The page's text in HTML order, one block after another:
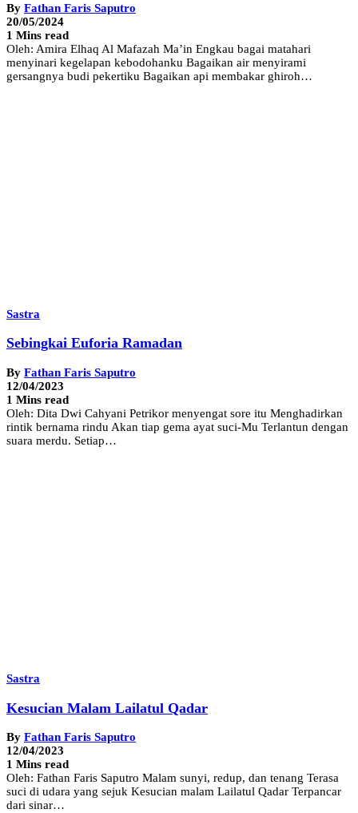
By Fathan Faris Saputro
20/05/2024
1 Mins read
Oleh: Amira Elhaq Al Mafazah Ma’in Engkau bagai matahari
menyinari kegelapan kebodohanku Bagaikan air menyirami
gersangnya budi pekertiku Bagaikan api membakar ghiroh…
Sastra
Sebingkai Euforia Ramadan
By Fathan Faris Saputro
12/04/2023
1 Mins read
Oleh: Dita Dwi Cahyani Petrikor menyengat sore itu Menghadirkan
rintik bernama rindu Akan tiap gema ayat suci-Mu Terlantun dengan
suara merdu. Setiap…
Sastra
Kesucian Malam Lailatul Qadar
By Fathan Faris Saputro
12/04/2023
1 Mins read
Oleh: Fathan Faris Saputro Malam sunyi, redup, dan tenang Terasa
suci di udara yang sejuk Kesucian malam Lailatul Qadar Terpancar
dari sinar…